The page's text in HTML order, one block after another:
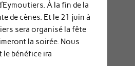
À la fin de la
de cènes. Et le 21 juin à
sera organisé la fête
la soirée. Nous
bénéfice ira